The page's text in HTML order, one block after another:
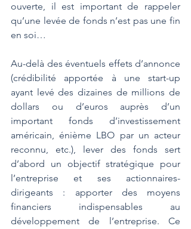
ouverte, il est important de rappeler
qu’une levée de fonds n’est pas une fin
en soi…
Au-delà des éventuels effets d’annonce
(crédibilité apportée à une start-up
ayant levé des dizaines de millions de
dollars ou d’euros auprès d’un
important fonds d’investissement
américain, énième LBO par un acteur
reconnu, etc.), lever des fonds sert
d’abord un objectif stratégique pour
l’entreprise et ses actionnaires-
dirigeants : apporter des moyens
financiers indispensables au
développement de l’entreprise. Ce